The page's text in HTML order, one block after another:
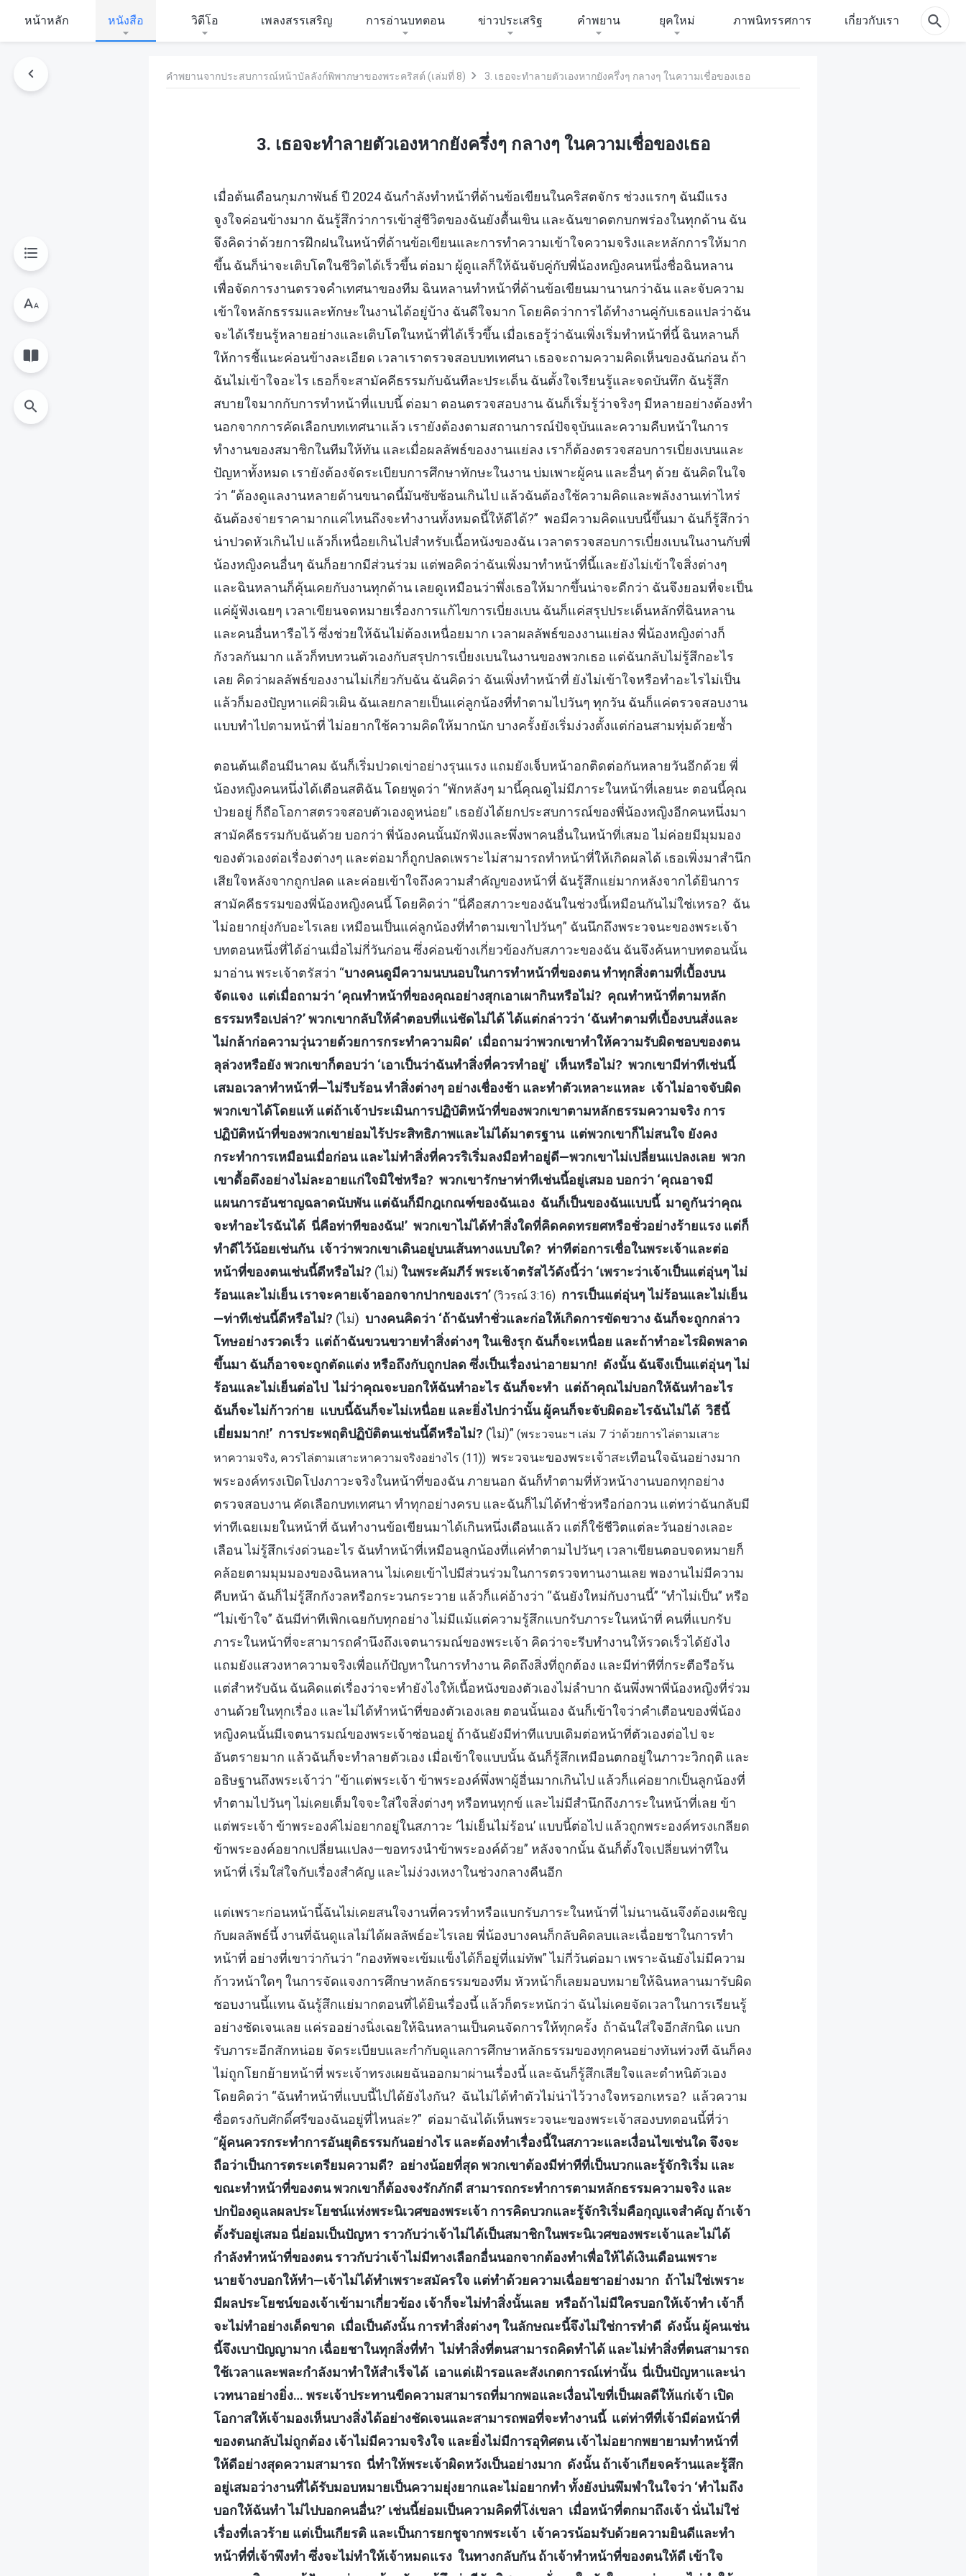
หน้าหลัก หนังสือ วิดีโอ เพลงสรรเสริญ การอ่านบทตอน ข่าวประเสริฐ คำพยาน ยุคใหม่ ภาพนิทรรศการ เกี่ยวกับเรา
คำพยานจากประสบการณ์หน้าบัลลังก์พิพากษาของพระคริสต์ (เล่มที่ 8) 3. เธอจะทำลายตัวเองหากยังครึ่งๆ กลางๆ ในความเชื่อของเธอ
3. เธอจะทำลายตัวเองหากยังครึ่งๆ กลางๆ ในความเชื่อของเธอ
เมื่อต้นเดือนกุมภาพันธ์ ปี 2024 ฉันกำลังทำหน้าที่ด้านข้อเขียนในคริสตจักร ช่วงแรกๆ ฉันมีแรง
จูงใจค่อนข้างมาก ฉันรู้สึกว่าการเข้าสู่ชีวิตของฉันยังตื้นเขิน และฉันขาดตกบกพร่องในทุกด้าน ฉัน
จึงคิดว่าด้วยการฝึกฝนในหน้าที่ด้านข้อเขียนและการทำความเข้าใจความจริงและหลักการให้มาก
ขึ้น ฉันก็น่าจะเติบโตในชีวิตได้เร็วขึ้น ต่อมา ผู้ดูแลก็ให้ฉันจับคู่กับพี่น้องหญิงคนหนึ่งชื่อฉินหลาน
เพื่อจัดการงานตรวจคำเทศนาของทีม ฉินหลานทำหน้าที่ด้านข้อเขียนมานานกว่าฉัน และจับความ
เข้าใจหลักธรรมและทักษะในงานได้อยู่บ้าง ฉันดีใจมาก โดยคิดว่าการได้ทำงานคู่กับเธอแปลว่าฉัน
จะได้เรียนรู้หลายอย่างและเติบโตในหน้าที่ได้เร็วขึ้น เมื่อเธอรู้ว่าฉันเพิ่งเริ่มทำหน้าที่นี้ ฉินหลานก็
ให้การชี้แนะค่อนข้างละเอียด เวลาเราตรวจสอบบทเทศนา เธอจะถามความคิดเห็นของฉันก่อน ถ้า
ฉันไม่เข้าใจอะไร เธอก็จะสามัคคีธรรมกับฉันทีละประเด็น ฉันตั้งใจเรียนรู้และจดบันทึก ฉันรู้สึก
สบายใจมากกับการทำหน้าที่แบบนี้ ต่อมา ตอนตรวจสอบงาน ฉันก็เริ่มรู้ว่าจริงๆ มีหลายอย่างต้องทำ
นอกจากการคัดเลือกบทเทศนาแล้ว เรายังต้องตามสถานการณ์ปัจจุบันและความคืบหน้าในการ
ทำงานของสมาชิกในทีมให้ทัน และเมื่อผลลัพธ์ของงานแย่ลง เราก็ต้องตรวจสอบการเบี่ยงเบนและ
ปัญหาทั้งหมด เรายังต้องจัดระเบียบการศึกษาทักษะในงาน บ่มเพาะผู้คน และอื่นๆ ด้วย ฉันคิดในใจ
ว่า “ต้องดูแลงานหลายด้านขนาดนี้มันซับซ้อนเกินไป แล้วฉันต้องใช้ความคิดและพลังงานเท่าไหร่
ฉันต้องจ่ายราคามากแค่ไหนถึงจะทำงานทั้งหมดนี้ให้ดีได้?” พอมีความคิดแบบนี้ขึ้นมา ฉันก็รู้สึกว่า
น่าปวดหัวเกินไป แล้วก็เหนื่อยเกินไปสำหรับเนื้อหนังของฉัน เวลาตรวจสอบการเบี่ยงเบนในงานกับพี่
น้องหญิงคนอื่นๆ ฉันก็อยากมีส่วนร่วม แต่พอคิดว่าฉันเพิ่งมาทำหน้าที่นี้และยังไม่เข้าใจสิ่งต่างๆ
และฉินหลานก็คุ้นเคยกับงานทุกด้าน เลยดูเหมือนว่าพึ่งเธอให้มากขึ้นน่าจะดีกว่า ฉันจึงยอมที่จะเป็น
แค่ผู้ฟังเฉยๆ เวลาเขียนจดหมายเรื่องการแก้ไขการเบี่ยงเบน ฉันก็แค่สรุปประเด็นหลักที่ฉินหลาน
และคนอื่นหารือไว้ ซึ่งช่วยให้ฉันไม่ต้องเหนื่อยมาก เวลาผลลัพธ์ของงานแย่ลง พี่น้องหญิงต่างก็
กังวลกันมาก แล้วก็ทบทวนตัวเองกับสรุปการเบี่ยงเบนในงานของพวกเธอ แต่ฉันกลับไม่รู้สึกอะไร
เลย คิดว่าผลลัพธ์ของงานไม่เกี่ยวกับฉัน ฉันคิดว่า ฉันเพิ่งทำหน้าที่ ยังไม่เข้าใจหรือทำอะไรไม่เป็น
แล้วก็มองปัญหาแค่ผิวเผิน ฉันเลยกลายเป็นแค่ลูกน้องที่ทำตามไปวันๆ ทุกวัน ฉันก็แค่ตรวจสอบงาน
แบบทำไปตามหน้าที่ ไม่อยากใช้ความคิดให้มากนัก บางครั้งยังเริ่มง่วงตั้งแต่ก่อนสามทุ่มด้วยซ้ำ
ตอนต้นเดือนมีนาคม ฉันก็เริ่มปวดเข่าอย่างรุนแรง แถมยังเจ็บหน้าอกติดต่อกันหลายวันอีกด้วย พี่
น้องหญิงคนหนึ่งได้เตือนสติฉัน โดยพูดว่า “พักหลังๆ มานี้คุณดูไม่มีภาระในหน้าที่เลยนะ ตอนนี้คุณ
ป่วยอยู่ ก็ถือโอกาสตรวจสอบตัวเองดูหน่อย” เธอยังได้ยกประสบการณ์ของพี่น้องหญิงอีกคนหนึ่งมา
สามัคคีธรรมกับฉันด้วย บอกว่า พี่น้องคนนั้นมักฟังและพึ่งพาคนอื่นในหน้าที่เสมอ ไม่ค่อยมีมุมมอง
ของตัวเองต่อเรื่องต่างๆ และต่อมาก็ถูกปลดเพราะไม่สามารถทำหน้าที่ให้เกิดผลได้ เธอเพิ่งมาสำนึก
เสียใจหลังจากถูกปลด และค่อยเข้าใจถึงความสำคัญของหน้าที่ ฉันรู้สึกแย่มากหลังจากได้ยินการ
สามัคคีธรรมของพี่น้องหญิงคนนี้ โดยคิดว่า “นี่คือสภาวะของฉันในช่วงนี้เหมือนกันไม่ใช่เหรอ? ฉัน
ไม่อยากยุ่งกับอะไรเลย เหมือนเป็นแค่ลูกน้องที่ทำตามเขาไปวันๆ” ฉันนึกถึงพระวจนะของพระเจ้า
บทตอนหนึ่งที่ได้อ่านเมื่อไม่กี่วันก่อน ซึ่งค่อนข้างเกี่ยวข้องกับสภาวะของฉัน ฉันจึงค้นหาบทตอนนั้น
มาอ่าน พระเจ้าตรัสว่า “บางคนดูมีความนบนอบในการทำหน้าที่ของตน ทำทุกสิ่งตามที่เบื้องบน
จัดแจง แต่เมื่อถามว่า ‘คุณทำหน้าที่ของคุณอย่างสุกเอาเผากินหรือไม่? คุณทำหน้าที่ตามหลัก
ธรรมหรือเปล่า?’ พวกเขากลับให้คำตอบที่แน่ชัดไม่ได้ ได้แต่กล่าวว่า ‘ฉันทำตามที่เบื้องบนสั่งและ
ไม่กล้าก่อความวุ่นวายด้วยการกระทำความผิด’ เมื่อถามว่าพวกเขาทำให้ความรับผิดชอบของตน
ลุล่วงหรือยัง พวกเขาก็ตอบว่า ‘เอาเป็นว่าฉันทำสิ่งที่ควรทำอยู่’ เห็นหรือไม่? พวกเขามีท่าทีเช่นนี้
เสมอเวลาทำหน้าที่—ไม่รีบร้อน ทำสิ่งต่างๆ อย่างเชื่องช้า และทำตัวเหลาะแหละ เจ้าไม่อาจจับผิด
พวกเขาได้โดยแท้ แต่ถ้าเจ้าประเมินการปฏิบัติหน้าที่ของพวกเขาตามหลักธรรมความจริง การ
ปฏิบัติหน้าที่ของพวกเขาย่อมไร้ประสิทธิภาพและไม่ได้มาตรฐาน แต่พวกเขาก็ไม่สนใจ ยังคง
กระทำการเหมือนเมื่อก่อน และไม่ทำสิ่งที่ควรริเริ่มลงมือทำอยู่ดี—พวกเขาไม่เปลี่ยนแปลงเลย พวก
เขาดื้อดึงอย่างไม่ละอายแก่ใจมิใช่หรือ? พวกเขารักษาท่าทีเช่นนี้อยู่เสมอ บอกว่า ‘คุณอาจมี
แผนการอันชาญฉลาดนับพัน แต่ฉันก็มีกฎเกณฑ์ของฉันเอง ฉันก็เป็นของฉันแบบนี้ มาดูกันว่าคุณ
จะทำอะไรฉันได้ นี่คือท่าทีของฉัน!’ พวกเขาไม่ได้ทำสิ่งใดที่คิดคดทรยศหรือชั่วอย่างร้ายแรง แต่ก็
ทำดีไว้น้อยเช่นกัน เจ้าว่าพวกเขาเดินอยู่บนเส้นทางแบบใด? ท่าทีต่อการเชื่อในพระเจ้าและต่อ
หน้าที่ของตนเช่นนี้ดีหรือไม่? (ไม่) ในพระคัมภีร์ พระเจ้าตรัสไว้ดังนี้ว่า ‘เพราะว่าเจ้าเป็นแต่อุ่นๆ ไม่
ร้อนและไม่เย็น เราจะคายเจ้าออกจากปากของเรา’ (วิวรณ์ 3:16) การเป็นแต่อุ่นๆ ไม่ร้อนและไม่เย็น
—ท่าทีเช่นนี้ดีหรือไม่? (ไม่) บางคนคิดว่า ‘ถ้าฉันทำชั่วและก่อให้เกิดการขัดขวาง ฉันก็จะถูกกล่าว
โทษอย่างรวดเร็ว แต่ถ้าฉันขวนขวายทำสิ่งต่างๆ ในเชิงรุก ฉันก็จะเหนื่อย และถ้าทำอะไรผิดพลาด
ขึ้นมา ฉันก็อาจจะถูกตัดแต่ง หรือถึงกับถูกปลด ซึ่งเป็นเรื่องน่าอายมาก! ดังนั้น ฉันจึงเป็นแต่อุ่นๆ ไม่
ร้อนและไม่เย็นต่อไป ไม่ว่าคุณจะบอกให้ฉันทำอะไร ฉันก็จะทำ แต่ถ้าคุณไม่บอกให้ฉันทำอะไร
ฉันก็จะไม่ก้าวก่าย แบบนี้ฉันก็จะไม่เหนื่อย และยิ่งไปกว่านั้น ผู้คนก็จะจับผิดอะไรฉันไม่ได้ วิธีนี้
เยี่ยมมาก!’ การประพฤติปฏิบัติตนเช่นนี้ดีหรือไม่? (ไม่)” (พระวจนะฯ เล่ม 7 ว่าด้วยการไล่ตามเสาะ
หาความจริง, ควรไล่ตามเสาะหาความจริงอย่างไร (11)) พระวจนะของพระเจ้าสะเทือนใจฉันอย่างมาก
พระองค์ทรงเปิดโปงภาวะจริงในหน้าที่ของฉัน ภายนอก ฉันก็ทำตามที่หัวหน้างานบอกทุกอย่าง
ตรวจสอบงาน คัดเลือกบทเทศนา ทำทุกอย่างครบ และฉันก็ไม่ได้ทำชั่วหรือก่อกวน แต่ทว่าฉันกลับมี
ท่าทีเฉยเมยในหน้าที่ ฉันทำงานข้อเขียนมาได้เกินหนึ่งเดือนแล้ว แต่ก็ใช้ชีวิตแต่ละวันอย่างเลอะ
เลือน ไม่รู้สึกเร่งด่วนอะไร ฉันทำหน้าที่เหมือนลูกน้องที่แค่ทำตามไปวันๆ เวลาเขียนตอบจดหมายก็
คล้อยตามมุมมองของฉินหลาน ไม่เคยเข้าไปมีส่วนร่วมในการตรวจทานงานเลย พองานไม่มีความ
คืบหน้า ฉันก็ไม่รู้สึกกังวลหรือกระวนกระวาย แล้วก็แค่อ้างว่า “ฉันยังใหม่กับงานนี้” “ทำไม่เป็น” หรือ
“ไม่เข้าใจ” ฉันมีท่าทีเพิกเฉยกับทุกอย่าง ไม่มีแม้แต่ความรู้สึกแบกรับภาระในหน้าที่ คนที่แบกรับ
ภาระในหน้าที่จะสามารถคำนึงถึงเจตนารมณ์ของพระเจ้า คิดว่าจะรีบทำงานให้รวดเร็วได้ยังไง
แถมยังแสวงหาความจริงเพื่อแก้ปัญหาในการทำงาน คิดถึงสิ่งที่ถูกต้อง และมีท่าทีที่กระตือรือร้น
แต่สำหรับฉัน ฉันคิดแต่เรื่องว่าจะทำยังไงให้เนื้อหนังของตัวเองไม่ลำบาก ฉันพึ่งพาพี่น้องหญิงที่ร่วม
งานด้วยในทุกเรื่อง และไม่ได้ทำหน้าที่ของตัวเองเลย ตอนนั้นเอง ฉันก็เข้าใจว่าคำเตือนของพี่น้อง
หญิงคนนั้นมีเจตนารมณ์ของพระเจ้าซ่อนอยู่ ถ้าฉันยังมีท่าทีแบบเดิมต่อหน้าที่ตัวเองต่อไป จะ
อันตรายมาก แล้วฉันก็จะทำลายตัวเอง เมื่อเข้าใจแบบนั้น ฉันก็รู้สึกเหมือนตกอยู่ในภาวะวิกฤติ และ
อธิษฐานถึงพระเจ้าว่า “ข้าแต่พระเจ้า ข้าพระองค์พึ่งพาผู้อื่นมากเกินไป แล้วก็แค่อยากเป็นลูกน้องที่
ทำตามไปวันๆ ไม่เคยเต็มใจจะใส่ใจสิ่งต่างๆ หรือทนทุกข์ และไม่มีสำนึกถึงภาระในหน้าที่เลย ข้า
แต่พระเจ้า ข้าพระองค์ไม่อยากอยู่ในสภาวะ ‘ไม่เย็นไม่ร้อน’ แบบนี้ต่อไป แล้วถูกพระองค์ทรงเกลียด
ข้าพระองค์อยากเปลี่ยนแปลง—ขอทรงนำข้าพระองค์ด้วย” หลังจากนั้น ฉันก็ตั้งใจเปลี่ยนท่าทีใน
หน้าที่ เริ่มใส่ใจกับเรื่องสำคัญ และไม่ง่วงเหงาในช่วงกลางคืนอีก
แต่เพราะก่อนหน้านี้ฉันไม่เคยสนใจงานที่ควรทำหรือแบกรับภาระในหน้าที่ ไม่นานฉันจึงต้องเผชิญ
กับผลลัพธ์นี้ งานที่ฉันดูแลไม่ได้ผลลัพธ์อะไรเลย พี่น้องบางคนก็กลับคิดลบและเฉื่อยชาในการทำ
หน้าที่ อย่างที่เขาว่ากันว่า “กองทัพจะเข้มแข็งได้ก็อยู่ที่แม่ทัพ” ไม่กี่วันต่อมา เพราะฉันยังไม่มีความ
ก้าวหน้าใดๆ ในการจัดแจงการศึกษาหลักธรรมของทีม หัวหน้าก็เลยมอบหมายให้ฉินหลานมารับผิด
ชอบงานนี้แทน ฉันรู้สึกแย่มากตอนที่ได้ยินเรื่องนี้ แล้วก็ตระหนักว่า ฉันไม่เคยจัดเวลาในการเรียนรู้
อย่างชัดเจนเลย แค่รออย่างนิ่งเฉยให้ฉินหลานเป็นคนจัดการให้ทุกครั้ง ถ้าฉันใส่ใจอีกสักนิด แบก
รับภาระอีกสักหน่อย จัดระเบียบและกำกับดูแลการศึกษาหลักธรรมของทุกคนอย่างทันท่วงที ฉันก็คง
ไม่ถูกโยกย้ายหน้าที่ พระเจ้าทรงเผยฉันออกมาผ่านเรื่องนี้ และฉันก็รู้สึกเสียใจและตำหนิตัวเอง
โดยคิดว่า “ฉันทำหน้าที่แบบนี้ไปได้ยังไงกัน? ฉันไม่ได้ทำตัวไม่น่าไว้วางใจหรอกเหรอ? แล้วความ
ซื่อตรงกับศักดิ์ศรีของฉันอยู่ที่ไหนล่ะ?” ต่อมาฉันได้เห็นพระวจนะของพระเจ้าสองบทตอนนี้ที่ว่า
“ผู้คนควรกระทำการอันยุติธรรมกันอย่างไร และต้องทำเรื่องนี้ในสภาวะและเงื่อนไขเช่นใด จึงจะ
ถือว่าเป็นการตระเตรียมความดี? อย่างน้อยที่สุด พวกเขาต้องมีท่าทีที่เป็นบวกและรู้จักริเริ่ม และ
ขณะทำหน้าที่ของตน พวกเขาก็ต้องจงรักภักดี สามารถกระทำการตามหลักธรรมความจริง และ
ปกป้องดูแลผลประโยชน์แห่งพระนิเวศของพระเจ้า การคิดบวกและรู้จักริเริ่มคือกุญแจสำคัญ ถ้าเจ้า
ตั้งรับอยู่เสมอ นี่ย่อมเป็นปัญหา ราวกับว่าเจ้าไม่ได้เป็นสมาชิกในพระนิเวศของพระเจ้าและไม่ได้
กำลังทำหน้าที่ของตน ราวกับว่าเจ้าไม่มีทางเลือกอื่นนอกจากต้องทำเพื่อให้ได้เงินเดือนเพราะ
นายจ้างบอกให้ทำ—เจ้าไม่ได้ทำเพราะสมัครใจ แต่ทำด้วยความเฉื่อยชาอย่างมาก ถ้าไม่ใช่เพราะ
มีผลประโยชน์ของเจ้าเข้ามาเกี่ยวข้อง เจ้าก็จะไม่ทำสิ่งนั้นเลย หรือถ้าไม่มีใครบอกให้เจ้าทำ เจ้าก็
จะไม่ทำอย่างเด็ดขาด เมื่อเป็นดังนั้น การทำสิ่งต่างๆ ในลักษณะนี้จึงไม่ใช่การทำดี ดังนั้น ผู้คนเช่น
นี้จึงเบาปัญญามาก เฉื่อยชาในทุกสิ่งที่ทำ ไม่ทำสิ่งที่ตนสามารถคิดทำได้ และไม่ทำสิ่งที่ตนสามารถ
ใช้เวลาและพละกำลังมาทำให้สำเร็จได้ เอาแต่เฝ้ารอและสังเกตการณ์เท่านั้น นี่เป็นปัญหาและน่า
เวทนาอย่างยิ่ง… พระเจ้าประทานขีดความสามารถที่มากพอและเงื่อนไขที่เป็นผลดีให้แก่เจ้า เปิด
โอกาสให้เจ้ามองเห็นบางสิ่งได้อย่างชัดเจนและสามารถพอที่จะทำงานนี้ แต่ท่าทีที่เจ้ามีต่อหน้าที่
ของตนกลับไม่ถูกต้อง เจ้าไม่มีความจริงใจ และยิ่งไม่มีการอุทิศตน เจ้าไม่อยากพยายามทำหน้าที่
ให้ดีอย่างสุดความสามารถ นี่ทำให้พระเจ้าผิดหวังเป็นอย่างมาก ดังนั้น ถ้าเจ้าเกียจคร้านและรู้สึก
อยู่เสมอว่างานที่ได้รับมอบหมายเป็นความยุ่งยากและไม่อยากทำ ทั้งยังบ่นพึมพำในใจว่า ‘ทำไมถึง
บอกให้ฉันทำ ไม่ไปบอกคนอื่น?’ เช่นนี้ย่อมเป็นความคิดที่โง่เขลา เมื่อหน้าที่ตกมาถึงเจ้า นั่นไม่ใช่
เรื่องที่เลวร้าย แต่เป็นเกียรติ และเป็นการยกชูจากพระเจ้า เจ้าควรน้อมรับด้วยความยินดีและทำ
หน้าที่ที่เจ้าพึงทำ ซึ่งจะไม่ทำให้เจ้าหมดแรง ในทางกลับกัน ถ้าเจ้าทำหน้าที่ของตนให้ดี เข้าใจ